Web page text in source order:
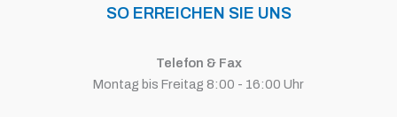
SO ERREICHEN SIE UNS
Telefon & Fax
Montag bis Freitag 8:00 - 16:00 Uhr